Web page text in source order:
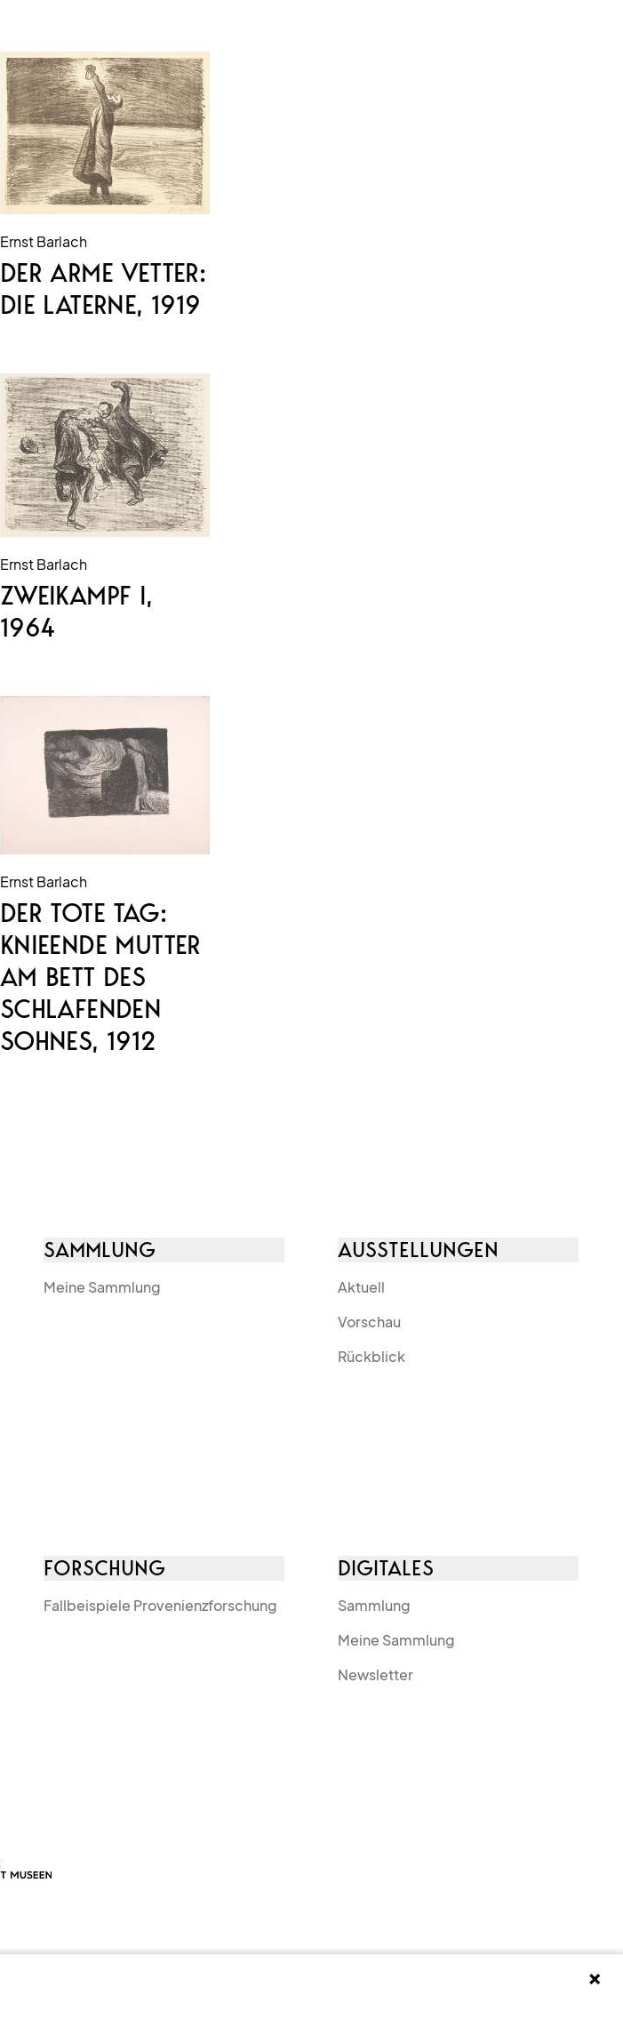
Ernst Barlach
DER ARME VETTER:
DIE LATERNE, 1919
Ernst Barlach
ZWEIKAMPF I,
1964
Ernst Barlach
DER TOTE TAG:
KNIEENDE MUTTER
AM BETT DES
SCHLAFENDEN
SOHNES, 1912
SAMMLUNG
Meine Sammlung
AUSSTELLUNGEN
Aktuell
Vorschau
Rückblick
FORSCHUNG
Fallbeispiele Provenienzforschung
DIGITALES
Sammlung
Meine Sammlung
Newsletter